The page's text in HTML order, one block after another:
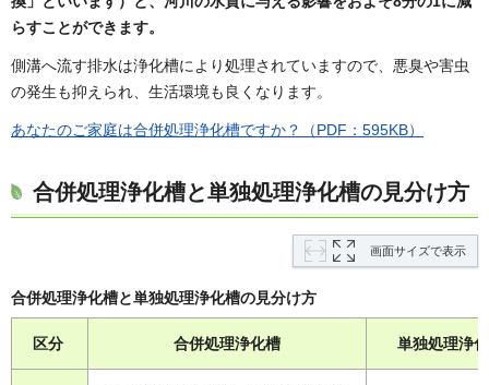
らすことができます。
側溝へ流す排水は浄化槽により処理されていますので、悪臭や害虫
の発生も抑えられ、生活環境も良くなります。
あなたのご家庭は合併処理浄化槽ですか？（PDF：595KB）
合併処理浄化槽と単独処理浄化槽の見分け方
画面サイズで表示
合併処理浄化槽と単独処理浄化槽の見分け方
区分 合併処理浄化槽 単独処理浄